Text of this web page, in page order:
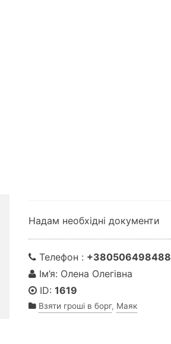
Надам необхідні документи
Телефон : +380506498488
Ім’я: Олена Олегівна
ID: 1619
Взяти гроші в борг, Маяк